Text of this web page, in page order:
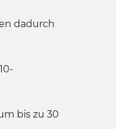
dadurch
bis zu 30